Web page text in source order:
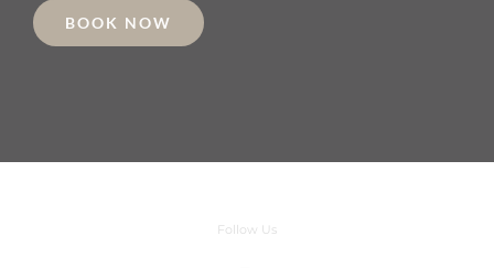
BOOK NOW
Follow Us